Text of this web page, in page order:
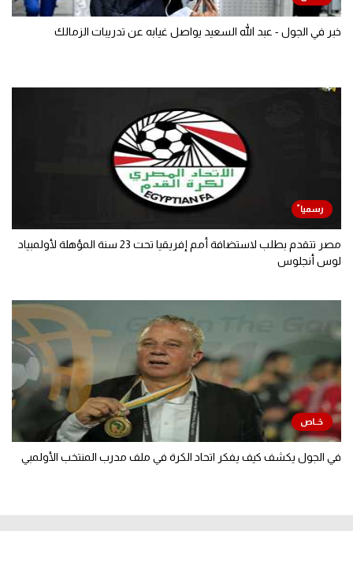
خبر في الجول - عبد الله السعيد يواصل غيابه عن تدريبات الزمالك
مصر تتقدم بطلب لاستضافة أمم إفريقيا تحت 23 سنة المؤهلة لأولمبياد
لوس أنجلوس
في الجول يكشف كيف يفكر اتحاد الكرة في ملف مدرب المنتخب الأولمبي